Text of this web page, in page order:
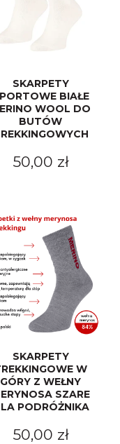
SKARPETY
BIAŁE
WOOL DO
BUTÓW
50,00 zł
SKARPETY
W
GÓRY Z WEŁNY
SZARE
PODRÓŻNIKA
50,00 zł